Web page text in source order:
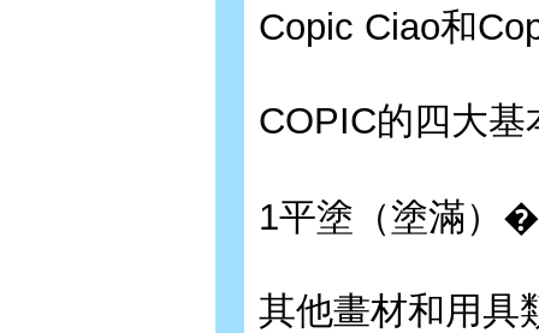
Copic Ciao和
COPIC的四大基
1平塗（塗滿）
其他畫材和用